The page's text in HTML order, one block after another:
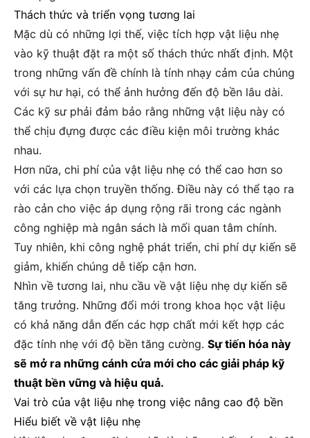
Thách thức và triển vọng tương lai
Mặc dù có những lợi thế, việc tích hợp vật liệu nhẹ
vào kỹ thuật đặt ra một số thách thức nhất định. Một
trong những vấn đề chính là tính nhạy cảm của chúng
với sự hư hại, có thể ảnh hưởng đến độ bền lâu dài.
Các kỹ sư phải đảm bảo rằng những vật liệu này có
thể chịu đựng được các điều kiện môi trường khác
nhau.
Hơn nữa, chi phí của vật liệu nhẹ có thể cao hơn so
với các lựa chọn truyền thống. Điều này có thể tạo ra
rào cản cho việc áp dụng rộng rãi trong các ngành
công nghiệp mà ngân sách là mối quan tâm chính.
Tuy nhiên, khi công nghệ phát triển, chi phí dự kiến sẽ
giảm, khiến chúng dễ tiếp cận hơn.
Nhìn về tương lai, nhu cầu về vật liệu nhẹ dự kiến sẽ
tăng trưởng. Những đổi mới trong khoa học vật liệu
có khả năng dẫn đến các hợp chất mới kết hợp các
đặc tính nhẹ với độ bền tăng cường. Sự tiến hóa này
sẽ mở ra những cánh cửa mới cho các giải pháp kỹ
thuật bền vững và hiệu quả.
Vai trò của vật liệu nhẹ trong việc nâng cao độ bền
Hiểu biết về vật liệu nhẹ